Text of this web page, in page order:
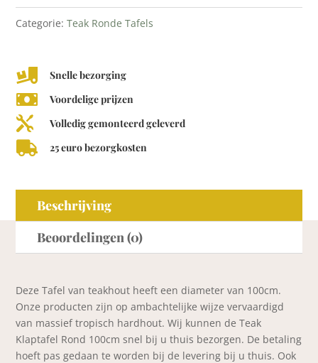
Categorie:Teak Ronde Tafels
 Snelle bezorging
 Voordelige prijzen
 Volledig gemonteerd geleverd
 25 euro bezorgkosten
Beschrijving
Beoordelingen (0)
Deze Tafel van teakhout heeft een diameter van 100cm.
Onze producten zijn op ambachtelijke wijze vervaardigd
van massief tropisch hardhout. Wij kunnen de Teak
Klaptafel Rond 100cm snel bij u thuis bezorgen. De betaling
hoeft pas gedaan te worden bij de levering bij u thuis. Ook